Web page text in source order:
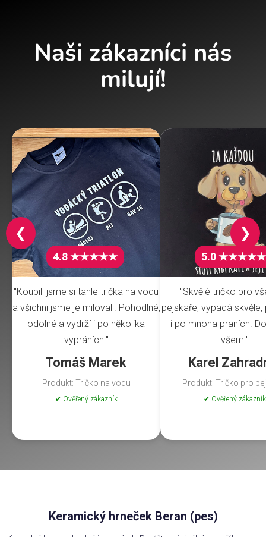
Naši zákazníci nás
milují!
4.8 ★★★★★
"Koupili jsme si tahle trička na vodu
a všichni jsme je milovali. Pohodlné,
odolné a vydrží i po několika
vypráních."
Tomáš Marek
Produkt: Tričko na vodu
✔ Ověřený zákazník
5.0 ★★★★★
"Skvělé tričko pro
pejskaře, vypadá
i po mnoha praních.
všem!"
Karel
Produkt: Tričko pro
✔ Ověřený zákazník
❮ ❯
Keramický hrneček Beran (pes)